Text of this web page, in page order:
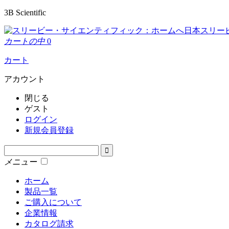
3B Scientific
日本スリー
カートの中 0
カート
アカウント
閉じる
ゲスト
ログイン
新規会員登録
メニュー
ホーム
製品一覧
ご購入について
企業情報
カタログ請求